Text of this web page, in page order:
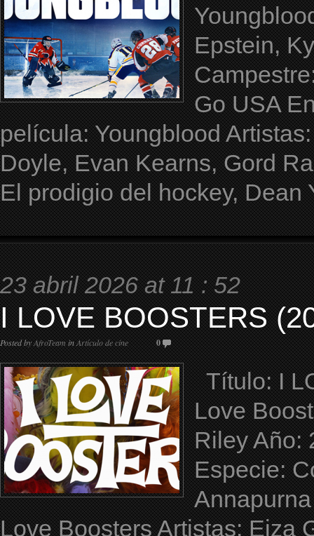
Epstein,
Go USA
película: Youngblood
Doyle, Evan Kearns, Gord
El prodigio del hockey,
23 abril 2026 at 11 : 52
I LOVE BOOSTERS
Posted byAfroTeaminArtículo de cine 0
Título: I
Love
Riley Año:
Especie:
Love Boosters Artistas: Eiza